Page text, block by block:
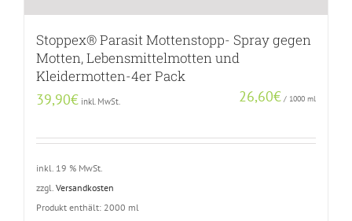
Stoppex® Parasit Mottenstopp- Spray gegen
Motten, Lebensmittelmotten und
Kleidermotten-4er Pack
39,90€ inkl. MwSt. 26,60€ / 1000 ml
inkl. 19 % MwSt.
zzgl. Versandkosten
Produkt enthält: 2000 ml